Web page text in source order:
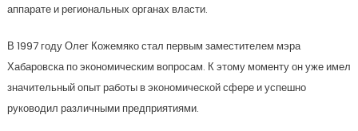
аппарате и региональных органах власти.
В 1997 году Олег Кожемяко стал первым заместителем мэра
Хабаровска по экономическим вопросам. К этому моменту он уже имел
значительный опыт работы в экономической сфере и успешно
руководил различными предприятиями.